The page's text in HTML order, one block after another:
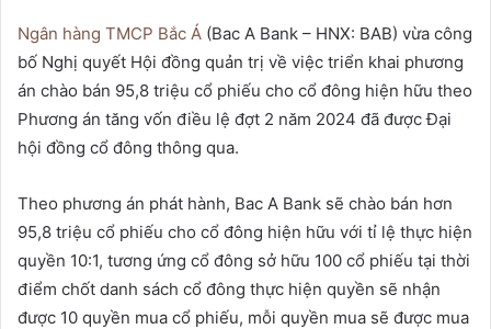
Ngân hàng TMCP Bắc Á (Bac A Bank – HNX: BAB) vừa công
bố Nghị quyết Hội đồng quản trị về việc triển khai phương
án chào bán 95,8 triệu cổ phiếu cho cổ đông hiện hữu theo
Phương án tăng vốn điều lệ đợt 2 năm 2024 đã được Đại
hội đồng cổ đông thông qua.
Theo phương án phát hành, Bac A Bank sẽ chào bán hơn
95,8 triệu cổ phiếu cho cổ đông hiện hữu với tỉ lệ thực hiện
quyền 10:1, tương ứng cổ đông sở hữu 100 cổ phiếu tại thời
điểm chốt danh sách cổ đông thực hiện quyền sẽ nhận
được 10 quyền mua cổ phiếu, mỗi quyền mua sẽ được mua